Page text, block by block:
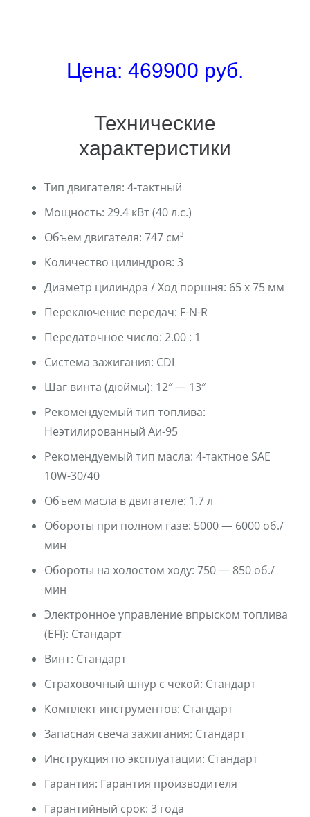
Цена: 469900 руб.
Технические
характеристики
Тип двигателя: 4-тактный
Мощность: 29.4 кВт (40 л.с.)
Объем двигателя: 747 см³
Количество цилиндров: 3
Диаметр цилиндра / Ход поршня: 65 x 75 мм
Переключение передач: F-N-R
Передаточное число: 2.00 : 1
Система зажигания: CDI
Шаг винта (дюймы): 12″ — 13″
Рекомендуемый тип топлива:
Неэтилированный Аи-95
Рекомендуемый тип масла: 4-тактное SAE
10W-30/40
Объем масла в двигателе: 1.7 л
Обороты при полном газе: 5000 — 6000 об./
мин
Обороты на холостом ходу: 750 — 850 об./
мин
Электронное управление впрыском топлива
(EFI): Стандарт
Винт: Стандарт
Страховочный шнур с чекой: Стандарт
Комплект инструментов: Стандарт
Запасная свеча зажигания: Стандарт
Инструкция по эксплуатации: Стандарт
Гарантия: Гарантия производителя
Гарантийный срок: 3 года